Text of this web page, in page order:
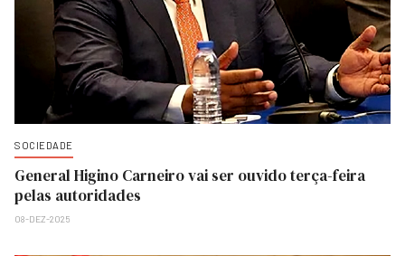
SOCIEDADE
General Higino Carneiro vai ser ouvido terça-feira
pelas autoridades
08-DEZ-2025